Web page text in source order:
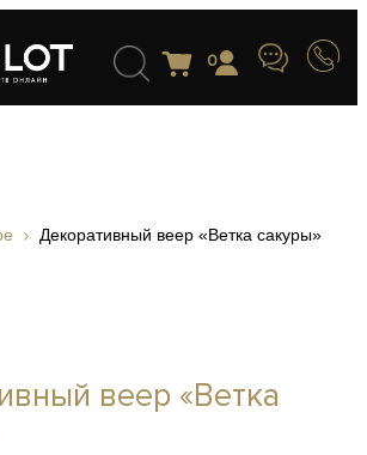
0
Декоративный веер «Ветка сакуры»
веер «Ветка